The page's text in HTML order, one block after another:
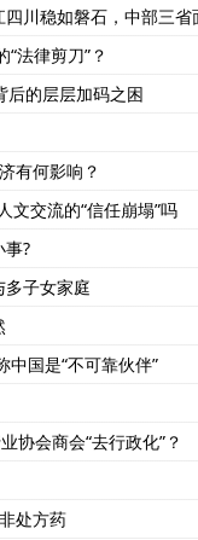
川稳如磐石，中部三省
法律剪刀”？
后的层层加码之困
有何影响？
文交流的“信任崩塌”吗
事?
多子女家庭
国是“不可靠伙伴”
协会商会“去行政化”？
处方药